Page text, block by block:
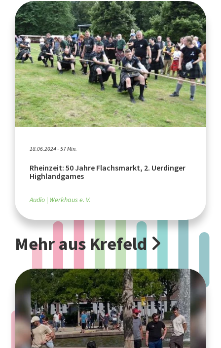
18.06.2024 - 57 Min.
Rheinzeit: 50 Jahre Flachsmarkt, 2. Uerdinger
Highlandgames
Audio Werkhaus e. V.
Mehr aus Krefeld